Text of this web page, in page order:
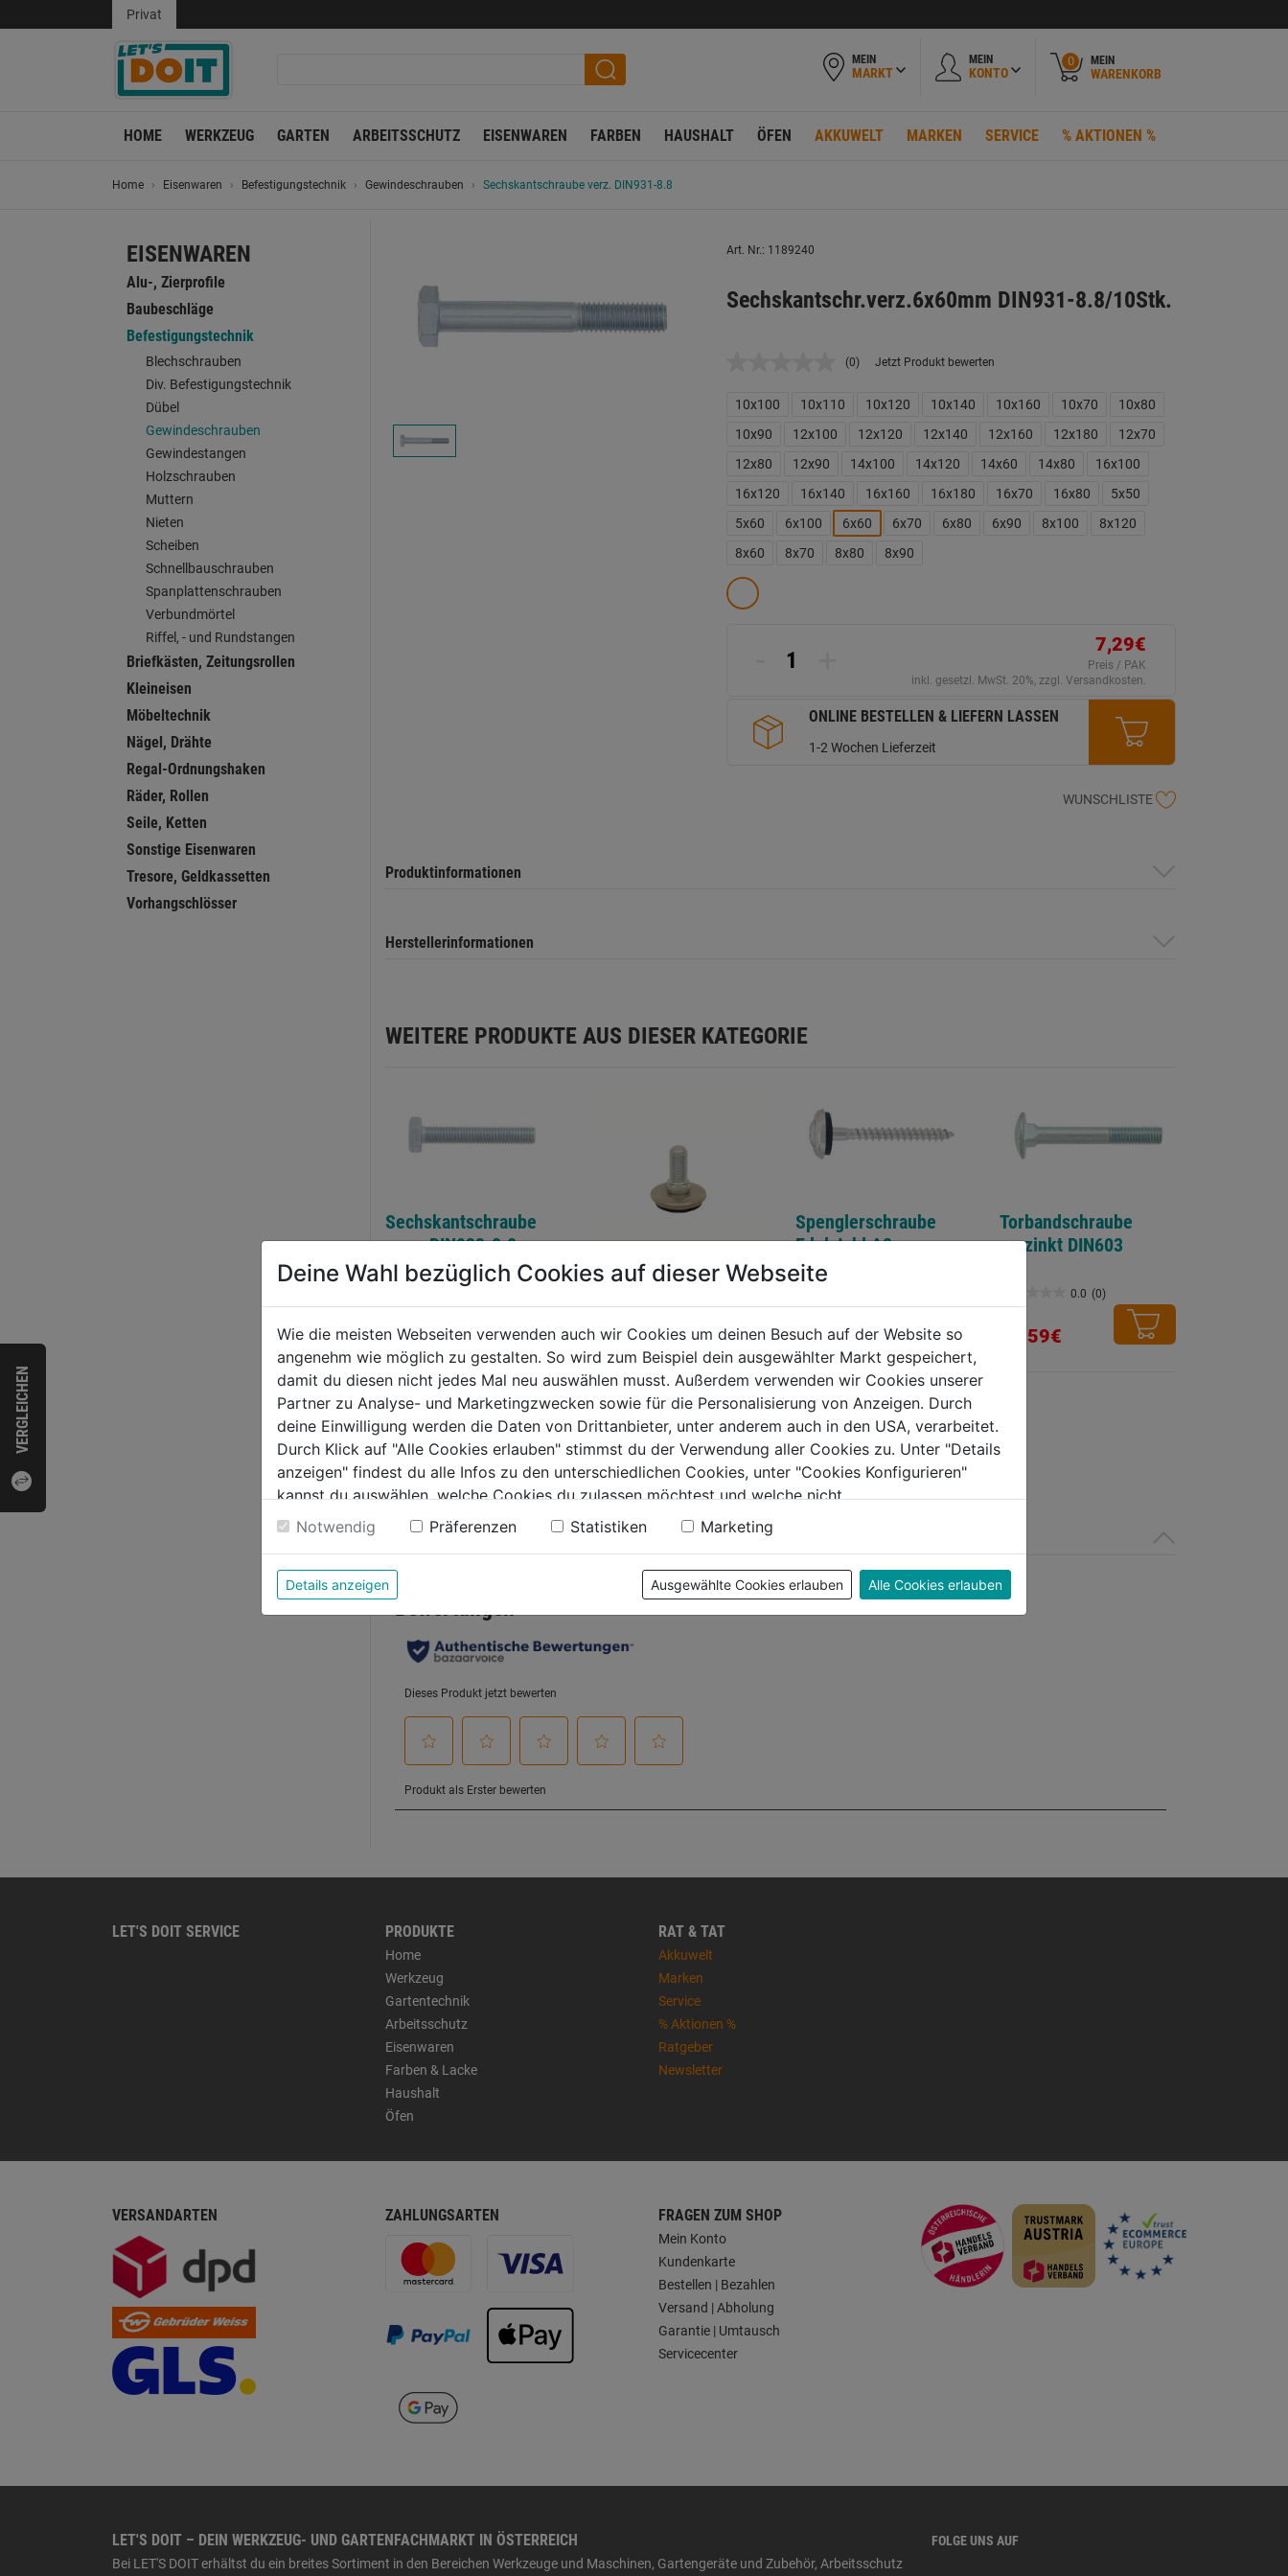
VERGLEICHEN
Privat
MEIN
MARKT
MEIN
KONTO
0 MEIN
WARENKORB
HOME WERKZEUG GARTEN ARBEITSSCHUTZ EISENWAREN FARBEN HAUSHALT ÖFEN AKKUWELT MARKEN SERVICE % AKTIONEN %
Home Eisenwaren Befestigungstechnik Gewindeschrauben Sechskantschraube verz. DIN931-8.8
EISENWAREN
Alu-, Zierprofile
Baubeschläge
Befestigungstechnik
Blechschrauben
Div. Befestigungstechnik
Dübel
Gewindeschrauben
Gewindestangen
Holzschrauben
Muttern
Nieten
Scheiben
Schnellbauschrauben
Spanplattenschrauben
Verbundmörtel
Riffel, - und Rundstangen
Briefkästen, Zeitungsrollen
Kleineisen
Möbeltechnik
Nägel, Drähte
Regal-Ordnungshaken
Räder, Rollen
Seile, Ketten
Sonstige Eisenwaren
Tresore, Geldkassetten
Vorhangschlösser
Art. Nr.: 1189240
Sechskantschr.verz.6x60mm DIN931-8.8/10Stk.
Kein
Link
auf
derselben
(0) Jetzt Produkt bewerten
10x100 10x110 10x120 10x140 10x160 10x70
10x80
10x90
12x100 12x120 12x140 12x160 12x180
12x70
12x80
12x90 14x100 14x120 14x60 14x80
16x100
16x120
16x140 16x160 16x180 16x70 16x80
5x50
5x60
6x100 6x60 6x70 6x80 6x90 8x100
8x120
8x60
8x70 8x80 8x90
7,29€
Preis / PAK
inkl. gesetzl. MwSt. 20%, zzgl. Versandkosten.
ONLINE BESTELLEN & LIEFERN LASSEN
1-2 Wochen Lieferzeit
WUNSCHLISTE
Produktinformationen
Herstellerinformationen
WEITERE PRODUKTE AUS DIESER KATEGORIE
Sechskantschraube
verz. DIN933-8.8
0.0
von
Sternen.
8,79€
Verstellschraube
verz.M10x20mm 4Stk.
0.0 (0)
0.0
von
Sternen.
9,79€
Spenglerschraube
Edelstahl A2 m.
Dichtschreibe
0.0
von
5
Sternen.
9,79€
Torbandschraube
verzinkt DIN603
0.0 (0)
0.0
12,59€
Bewertung
LET'S DOIT SERVICE PRODUKTE
Home
Werkzeug
Gartentechnik
Arbeitsschutz
Eisenwaren
Farben & Lacke
Haushalt
Öfen
RAT & TAT
Akkuwelt
Marken
Service
% Aktionen %
Ratgeber
Newsletter
VERSANDARTEN ZAHLUNGSARTEN FRAGEN ZUM SHOP
Mein Konto
Kundenkarte
Bestellen | Bezahlen
Versand | Abholung
Garantie | Umtausch
Servicecenter
LET'S DOIT – DEIN WERKZEUG- UND GARTENFACHMARKT IN ÖSTERREICH
Bei LET'S DOIT erhältst du ein breites Sortiment in den Bereichen Werkzeuge und Maschinen, Gartengeräte und Zubehör, Arbeitsschutz
FOLGE UNS AUF
Deine Wahl bezüglich Cookies auf dieser Webseite
Wie die meisten Webseiten verwenden auch wir Cookies um deinen Besuch auf der Website so
angenehm wie möglich zu gestalten. So wird zum Beispiel dein ausgewählter Markt gespeichert,
damit du diesen nicht jedes Mal neu auswählen musst. Außerdem verwenden wir Cookies unserer
Partner zu Analyse- und Marketingzwecken sowie für die Personalisierung von Anzeigen. Durch
deine Einwilligung werden die Daten von Drittanbieter, unter anderem auch in den USA, verarbeitet.
Durch Klick auf "Alle Cookies erlauben" stimmst du der Verwendung aller Cookies zu. Unter "Details
anzeigen" findest du alle Infos zu den unterschiedlichen Cookies, unter "Cookies Konfigurieren"
kannst du auswählen, welche Cookies du zulassen möchtest und welche nicht.
Weitere Informationen findest du in unserer Datenschutzerklärung
Notwendig Präferenzen Statistiken Marketing
Details anzeigen Ausgewählte Cookies erlauben Alle Cookies erlauben